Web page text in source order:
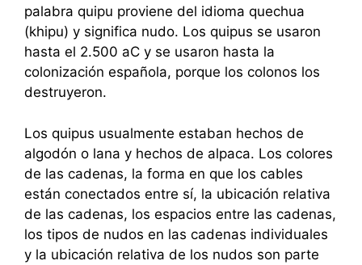
palabra quipu proviene del idioma quechua
(khipu) y significa nudo. Los quipus se usaron
hasta el 2.500 aC y se usaron hasta la
colonización española, porque los colonos los
destruyeron.
Los quipus usualmente estaban hechos de
algodón o lana y hechos de alpaca. Los colores
de las cadenas, la forma en que los cables
están conectados entre sí, la ubicación relativa
de las cadenas, los espacios entre las cadenas,
los tipos de nudos en las cadenas individuales
y la ubicación relativa de los nudos son parte